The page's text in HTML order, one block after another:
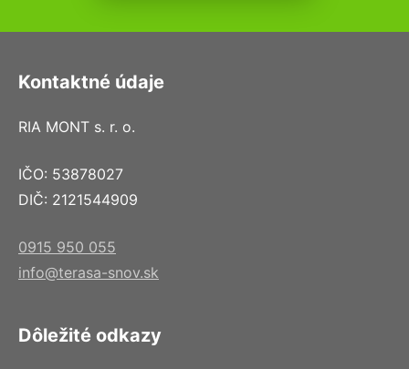
Kontaktné údaje
RIA MONT s. r. o.
IČO: 53878027
DIČ: 2121544909
0915 950 055
info@terasa-snov.sk
Dôležité odkazy